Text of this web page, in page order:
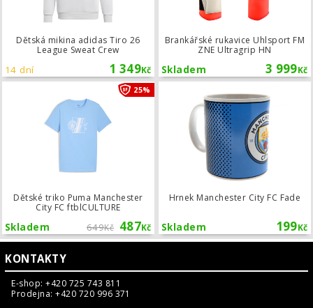
Dětská mikina adidas Tiro 26
League Sweat Crew
1 349Kč
14 dní
Brankářské rukavice Uhlsport FM
ZNE Ultragrip HN
3 999Kč
Skladem
Dětské triko Puma Manchester
City FC ftblCULTURE
649Kč 487Kč
Skladem
25%
Hrnek Manchester City FC Fade
199Kč
Skladem
KONTAKTY
E-shop: +420 725 743 811
Prodejna: +420 720 996 371